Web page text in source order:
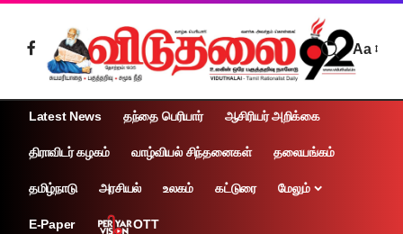
Aa
Latest News தந்தை பெரியார் ஆசிரியர் அறிக்கை
திராவிடர் கழகம் வாழ்வியல் சிந்தனைகள் தலையங்கம்
தமிழ்நாடு அரசியல் உலகம் கட்டுரை மேலும்
E-Paper OTT